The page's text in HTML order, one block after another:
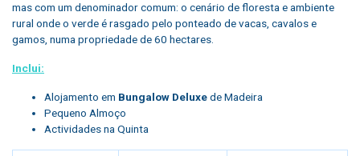
mas com um denominador comum: o cenário de floresta e ambiente
rural onde o verde é rasgado pelo ponteado de vacas, cavalos e
gamos, numa propriedade de 60 hectares.
Inclui:
Alojamento em Bungalow Deluxede Madeira
Pequeno Almoço
Actividades na Quinta